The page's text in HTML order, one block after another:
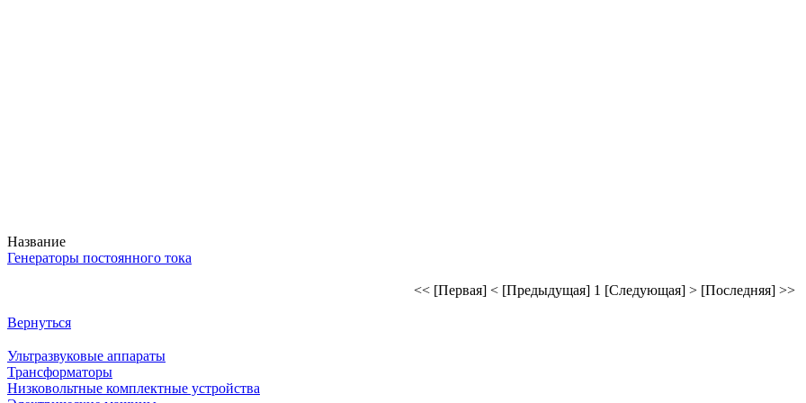
Название
Генераторы постоянного тока
<< [Первая] < [Предыдущая] 1 [Следующая] > [Последняя] >>
Вернуться
Ультразвуковые аппараты
Трансформаторы
Низковольтные комплектные устройства